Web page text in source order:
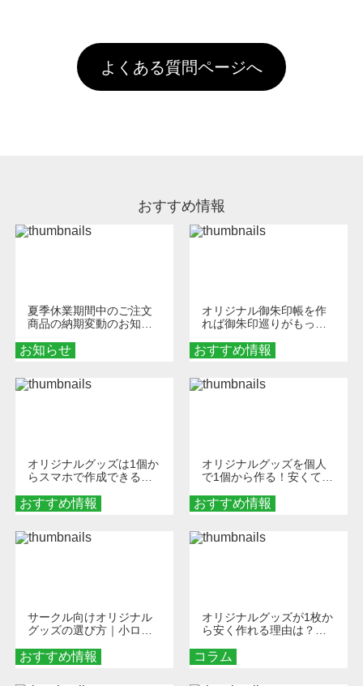
頂いても、ログインがされていなければ、ラン
クにカウントがされません。
害な性質で、水洗いで落とすことが可能です。
お手数ですが、お客様ご自身にて着用前に落と
していただけますようお願いいたします。※1
通常注文・直送機能でのご注文に関わらず、前
引」などによるお値引きで4,000円未満になる
場合は送料がかかりますので、ご注意くださ
い。
よくある質問ページへ
おすすめ情報
お知らせ
夏季休業期間中のご注文
商品の納期変動のお知ら
おすすめ情報
オリジナル御朱印帳を作
れば御朱印巡りがもっと
ダーメイドする魅力と選
び方
おすすめ情報
オリジナルグッズは1個か
らスマホで作成できる！
くなる巾着＆ポーチ活用
術
おすすめ情報
オリジナルグッズを個人
で1個から作る！安くて簡
秘訣
おすすめ情報
サークル向けオリジナル
グッズの選び方｜小ロッ
める秘訣
コラム
オリジナルグッズが1枚か
ら安く作れる理由は？オ
とメリットを解説